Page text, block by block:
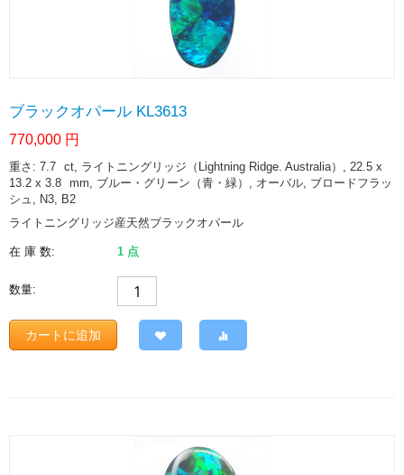
ブラックオパール KL3613
770,000 円
重さ: 7.7 ct, ライトニングリッジ（Lightning Ridge. Australia）, 22.5 x
13.2 x 3.8 mm, ブルー・グリーン（青・緑）, オーバル, ブロードフラッ
シュ, N3, B2
ライトニングリッジ産天然ブラックオパール
在 庫 数: 1 点
数量:
カートに追加